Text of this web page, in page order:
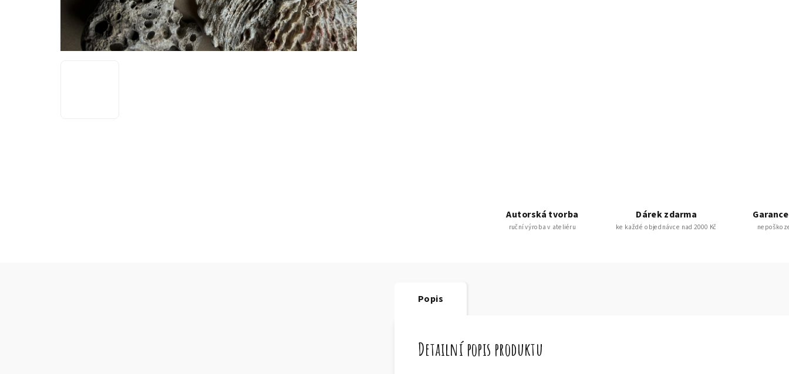
Autorská tvorba
ruční výroba v ateliéru
Dárek zdarma
ke každé objednávce nad 2000 Kč
Popis
Detailní popis produktu